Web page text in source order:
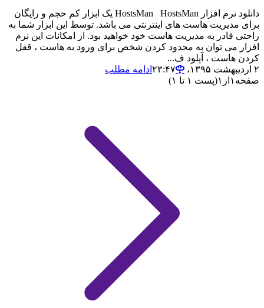
دانلود نرم افزار HostsMan HostsMan یک ابزار کم حجم و رایگان
برای مدیریت هاست های اینترنتی می باشد. توسط این ابزار شما به
راحتی قادر به مدیریت هاست خود خواهید بود. از امکانات این نرم
افزار می توان به محدود کردن شخص برای ورود به هاست ، قفل
کردن هاست ، آپلود ف...
۲ اردیبهشت ۱۳۹۵،‏ ۲۳:۴۷
ادامه مطلب
صفحه ۱ از ۱(پست ۱ تا ۱)